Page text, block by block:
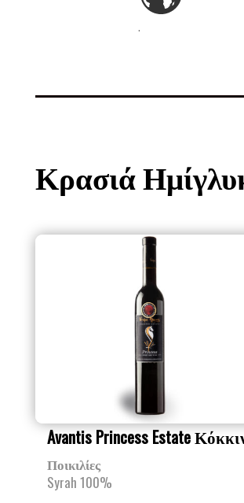
.
Κρασιά
Avantis Princess Estate
Ποικιλίες
Syrah 100%